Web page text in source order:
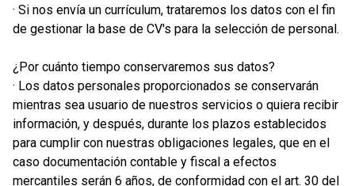
· Si nos envía un currículum, trataremos los datos con el fin
de gestionar la base de CV's para la selección de personal.
¿Por cuánto tiempo conservaremos sus datos?
· Los datos personales proporcionados se conservarán
mientras sea usuario de nuestros servicios o quiera recibir
información, y después, durante los plazos establecidos
para cumplir con nuestras obligaciones legales, que en el
caso documentación contable y fiscal a efectos
mercantiles serán 6 años, de conformidad con el art. 30 del